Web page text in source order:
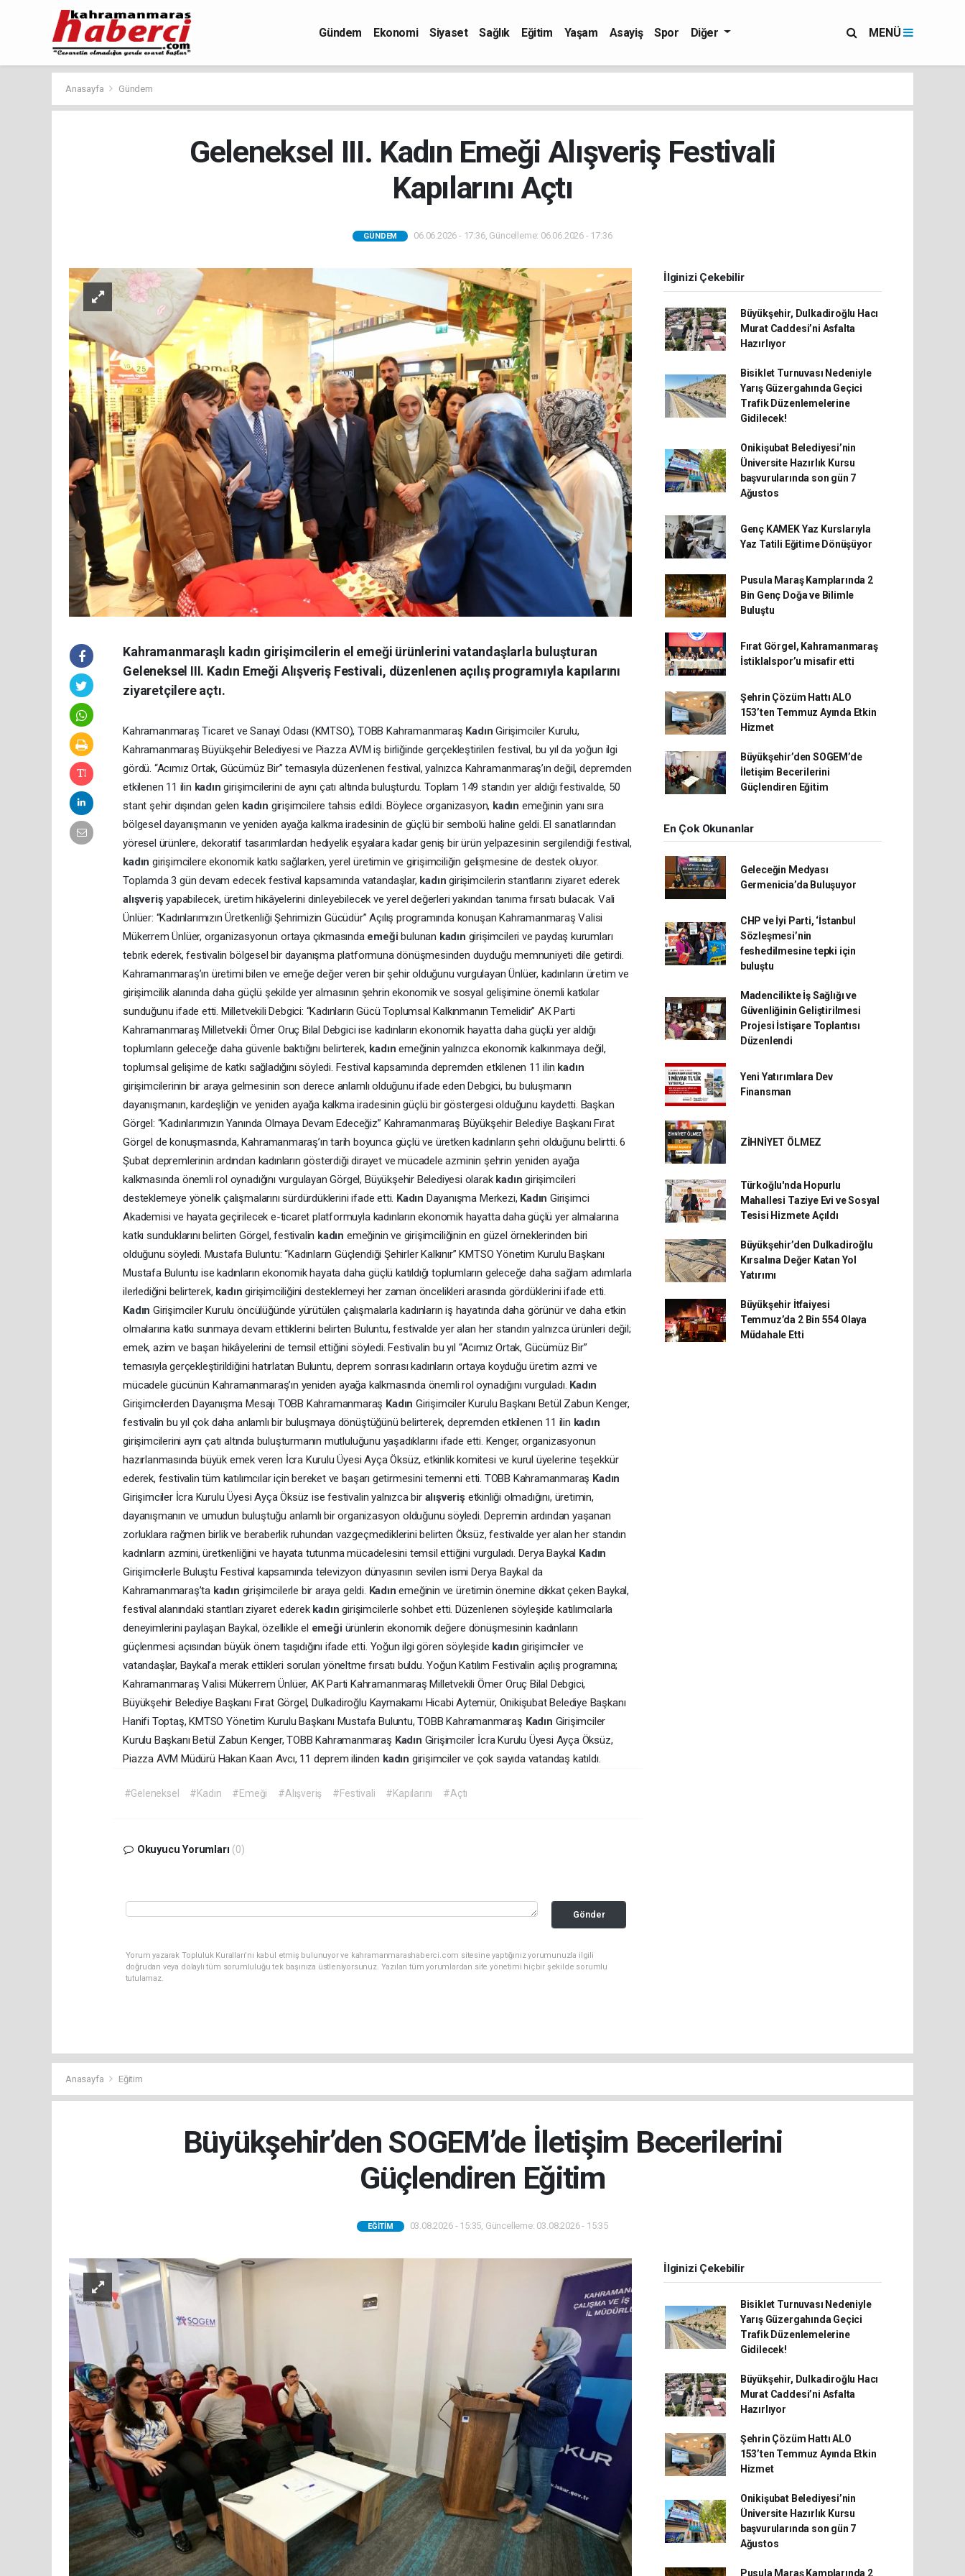
Gündem Ekonomi Siyaset Sağlık Eğitim Yaşam Asayiş Spor Diğer MENÜ
Anasayfa Gündem
Geleneksel III. Kadın Emeği Alışveriş Festivali
Kapılarını Açtı
GÜNDEM 06.06.2026 - 17:36, Güncelleme: 06.06.2026 - 17:36
Kahramanmaraşlı kadın girişimcilerin el emeği ürünlerini vatandaşlarla buluşturan
Geleneksel III. Kadın Emeği Alışveriş Festivali, düzenlenen açılış programıyla kapılarını
ziyaretçilere açtı.
Kahramanmaraş Ticaret ve Sanayi Odası (KMTSO), TOBB Kahramanmaraş KadınGirişimciler Kurulu,
Kahramanmaraş Büyükşehir Belediyesi ve Piazza AVM iş birliğinde gerçekleştirilen festival, bu yıl da yoğun ilgi
gördü. “Acımız Ortak, Gücümüz Bir” temasıyla düzenlenen festival, yalnızca Kahramanmaraş’ın değil, depremden
etkilenen 11 ilin kadıngirişimcilerini de aynı çatı altında buluşturdu. Toplam 149 standın yer aldığı festivalde, 50
stant şehir dışından gelen kadın girişimcilere tahsis edildi. Böylece organizasyon, kadın emeğinin yanı sıra
bölgesel dayanışmanın ve yeniden ayağa kalkma iradesinin de güçlü bir sembolü haline geldi. El sanatlarından
yöresel ürünlere, dekoratif tasarımlardan hediyelik eşyalara kadar geniş bir ürün yelpazesinin sergilendiği festival,
kadın girişimcilere ekonomik katkı sağlarken, yerel üretimin ve girişimciliğin gelişmesine de destek oluyor.
Toplamda 3 gün devam edecek festival kapsamında vatandaşlar, kadıngirişimcilerin stantlarını ziyaret ederek
alışverişyapabilecek, üretim hikâyelerini dinleyebilecek ve yerel değerleri yakından tanıma fırsatı bulacak. Vali
Ünlüer: “Kadınlarımızın Üretkenliği Şehrimizin Gücüdür” Açılış programında konuşan Kahramanmaraş Valisi
Mükerrem Ünlüer, organizasyonun ortaya çıkmasında emeği bulunan kadın girişimcileri ve paydaş kurumları
tebrik ederek, festivalin bölgesel bir dayanışma platformuna dönüşmesinden duyduğu memnuniyeti dile getirdi.
Kahramanmaraş’ın üretimi bilen ve emeğe değer veren bir şehir olduğunu vurgulayan Ünlüer, kadınların üretim ve
girişimcilik alanında daha güçlü şekilde yer almasının şehrin ekonomik ve sosyal gelişimine önemli katkılar
sunduğunu ifade etti. Milletvekili Debgici: “Kadınların Gücü Toplumsal Kalkınmanın Temelidir” AK Parti
Kahramanmaraş Milletvekili Ömer Oruç Bilal Debgici ise kadınların ekonomik hayatta daha güçlü yer aldığı
toplumların geleceğe daha güvenle baktığını belirterek, kadınemeğinin yalnızca ekonomik kalkınmaya değil,
toplumsal gelişime de katkı sağladığını söyledi. Festival kapsamında depremden etkilenen 11 ilin kadın
girişimcilerinin bir araya gelmesinin son derece anlamlı olduğunu ifade eden Debgici, bu buluşmanın
dayanışmanın, kardeşliğin ve yeniden ayağa kalkma iradesinin güçlü bir göstergesi olduğunu kaydetti. Başkan
Görgel: “Kadınlarımızın Yanında Olmaya Devam Edeceğiz” Kahramanmaraş Büyükşehir Belediye Başkanı Fırat
Görgel de konuşmasında, Kahramanmaraş’ın tarih boyunca güçlü ve üretken kadınların şehri olduğunu belirtti. 6
Şubat depremlerinin ardından kadınların gösterdiği dirayet ve mücadele azminin şehrin yeniden ayağa
kalkmasında önemli rol oynadığını vurgulayan Görgel, Büyükşehir Belediyesi olarak kadıngirişimcileri
desteklemeye yönelik çalışmalarını sürdürdüklerini ifade etti. Kadın Dayanışma Merkezi, KadınGirişimci
Akademisi ve hayata geçirilecek e-ticaret platformuyla kadınların ekonomik hayatta daha güçlü yer almalarına
katkı sunduklarını belirten Görgel, festivalin kadın emeğinin ve girişimciliğinin en güzel örneklerinden biri
olduğunu söyledi. Mustafa Buluntu: “Kadınların Güçlendiği Şehirler Kalkınır” KMTSO Yönetim Kurulu Başkanı
Mustafa Buluntu ise kadınların ekonomik hayata daha güçlü katıldığı toplumların geleceğe daha sağlam adımlarla
ilerlediğini belirterek, kadıngirişimciliğini desteklemeyi her zaman öncelikleri arasında gördüklerini ifade etti.
Kadın Girişimciler Kurulu öncülüğünde yürütülen çalışmalarla kadınların iş hayatında daha görünür ve daha etkin
olmalarına katkı sunmaya devam ettiklerini belirten Buluntu, festivalde yer alan her standın yalnızca ürünleri değil;
emek, azim ve başarı hikâyelerini de temsil ettiğini söyledi. Festivalin bu yıl “Acımız Ortak, Gücümüz Bir”
temasıyla gerçekleştirildiğini hatırlatan Buluntu, deprem sonrası kadınların ortaya koyduğu üretim azmi ve
mücadele gücünün Kahramanmaraş’ın yeniden ayağa kalkmasında önemli rol oynadığını vurguladı. Kadın
Girişimcilerden Dayanışma Mesajı TOBB Kahramanmaraş Kadın Girişimciler Kurulu Başkanı Betül Zabun Kenger,
festivalin bu yıl çok daha anlamlı bir buluşmaya dönüştüğünü belirterek, depremden etkilenen 11 ilin kadın
girişimcilerini aynı çatı altında buluşturmanın mutluluğunu yaşadıklarını ifade etti. Kenger, organizasyonun
hazırlanmasında büyük emek veren İcra Kurulu Üyesi Ayça Öksüz, etkinlik komitesi ve kurul üyelerine teşekkür
ederek, festivalin tüm katılımcılar için bereket ve başarı getirmesini temenni etti. TOBB Kahramanmaraş Kadın
Girişimciler İcra Kurulu Üyesi Ayça Öksüz ise festivalin yalnızca bir alışveriş etkinliği olmadığını, üretimin,
dayanışmanın ve umudun buluştuğu anlamlı bir organizasyon olduğunu söyledi. Depremin ardından yaşanan
zorluklara rağmen birlik ve beraberlik ruhundan vazgeçmediklerini belirten Öksüz, festivalde yer alan her standın
kadınların azmini, üretkenliğini ve hayata tutunma mücadelesini temsil ettiğini vurguladı. Derya Baykal Kadın
Girişimcilerle Buluştu Festival kapsamında televizyon dünyasının sevilen ismi Derya Baykal da
Kahramanmaraş’ta kadın girişimcilerle bir araya geldi. Kadınemeğinin ve üretimin önemine dikkat çeken Baykal,
festival alanındaki stantları ziyaret ederek kadıngirişimcilerle sohbet etti. Düzenlenen söyleşide katılımcılarla
deneyimlerini paylaşan Baykal, özellikle el emeği ürünlerin ekonomik değere dönüşmesinin kadınların
güçlenmesi açısından büyük önem taşıdığını ifade etti. Yoğun ilgi gören söyleşide kadıngirişimciler ve
vatandaşlar, Baykal’a merak ettikleri soruları yöneltme fırsatı buldu. Yoğun Katılım Festivalin açılış programına;
Kahramanmaraş Valisi Mükerrem Ünlüer, AK Parti Kahramanmaraş Milletvekili Ömer Oruç Bilal Debgici,
Büyükşehir Belediye Başkanı Fırat Görgel, Dulkadiroğlu Kaymakamı Hicabi Aytemür, Onikişubat Belediye Başkanı
Hanifi Toptaş, KMTSO Yönetim Kurulu Başkanı Mustafa Buluntu, TOBB Kahramanmaraş Kadın Girişimciler
Kurulu Başkanı Betül Zabun Kenger, TOBB Kahramanmaraş Kadın Girişimciler İcra Kurulu Üyesi Ayça Öksüz,
Piazza AVM Müdürü Hakan Kaan Avcı, 11 deprem ilinden kadın girişimciler ve çok sayıda vatandaş katıldı.
#Geleneksel #Kadın #Emeği #Alışveriş #Festivali #Kapılarını #Açtı
Okuyucu Yorumları (0)
Gönder
Yorum yazarak Topluluk Kuralları’nı kabul etmiş bulunuyor ve kahramanmarashaberci.com sitesine yaptığınız yorumunuzla ilgili
doğrudan veya dolaylı tüm sorumluluğu tek başınıza üstleniyorsunuz. Yazılan tüm yorumlardan site yönetimi hiçbir şekilde sorumlu
tutulamaz.
İlginizi Çekebilir
Büyükşehir, Dulkadiroğlu Hacı
Murat Caddesi’ni Asfalta
Hazırlıyor
Bisiklet Turnuvası Nedeniyle
Yarış Güzergahında Geçici
Trafik Düzenlemelerine
Gidilecek!
Onikişubat Belediyesi’nin
Üniversite Hazırlık Kursu
başvurularında son gün 7
Ağustos
Genç KAMEK Yaz Kurslarıyla
Yaz Tatili Eğitime Dönüşüyor
Pusula Maraş Kamplarında 2
Bin Genç Doğa ve Bilimle
Buluştu
Fırat Görgel, Kahramanmaraş
İstiklalspor’u misafir etti
Şehrin Çözüm Hattı ALO
153’ten Temmuz Ayında Etkin
Hizmet
Büyükşehir’den SOGEM’de
İletişim Becerilerini
Güçlendiren Eğitim
En Çok Okunanlar
Geleceğin Medyası
Germenicia’da Buluşuyor
CHP ve İyi Parti, ‘İstanbul
Sözleşmesi’nin
feshedilmesine tepki için
buluştu
Madencilikte İş Sağlığı ve
Güvenliğinin Geliştirilmesi
Projesi İstişare Toplantısı
Düzenlendi
Yeni Yatırımlara Dev
Finansman
ZİHNİYET ÖLMEZ
Türkoğlu'nda Hopurlu
Mahallesi Taziye Evi ve Sosyal
Tesisi Hizmete Açıldı
Büyükşehir’den Dulkadiroğlu
Kırsalına Değer Katan Yol
Yatırımı
Büyükşehir İtfaiyesi
Temmuz’da 2 Bin 554 Olaya
Müdahale Etti
Anasayfa Eğitim
Büyükşehir’den SOGEM’de İletişim Becerilerini
Güçlendiren Eğitim
EĞITIM 03.08.2026 - 15:35, Güncelleme: 03.08.2026 - 15:35
İlginizi Çekebilir
Bisiklet Turnuvası Nedeniyle
Yarış Güzergahında Geçici
Trafik Düzenlemelerine
Gidilecek!
Büyükşehir, Dulkadiroğlu Hacı
Murat Caddesi’ni Asfalta
Hazırlıyor
Şehrin Çözüm Hattı ALO
153’ten Temmuz Ayında Etkin
Hizmet
Onikişubat Belediyesi’nin
Üniversite Hazırlık Kursu
başvurularında son gün 7
Ağustos
Pusula Maraş Kamplarında 2